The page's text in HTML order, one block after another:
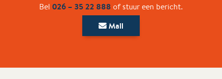
Bel 026 – 35 22 888 of stuur een bericht.
Mail